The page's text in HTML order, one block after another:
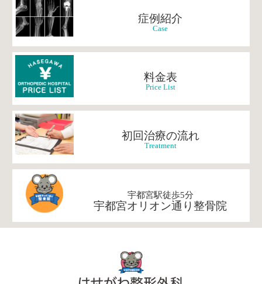
症例紹介
Case
料金表
Price List
初回治療の流れ
Treatment
宇都宮駅徒歩5分
宇都宮オリオン通り整骨院